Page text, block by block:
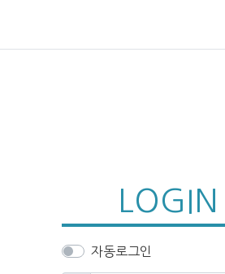
LOGIN
자동로그인